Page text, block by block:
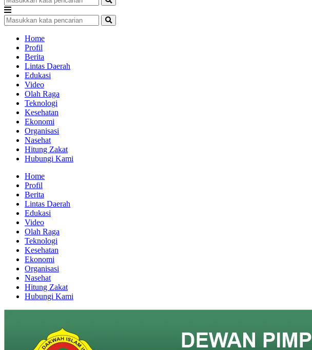
Home
Profil
Berita
Lintas Daerah
Edukasi
Video
Olah Raga
Teknologi
Kesehatan
Ekonomi
Organisasi
Nasehat
Hitung Zakat
Hubungi Kami
Home
Profil
Berita
Lintas Daerah
Edukasi
Video
Olah Raga
Teknologi
Kesehatan
Ekonomi
Organisasi
Nasehat
Hitung Zakat
Hubungi Kami